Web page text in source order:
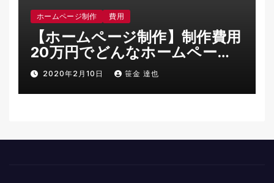
ホームページ制作 費用
【ホームページ制作】制作費用
20万円でどんなホームページ
を作ることができますか？
2020年2月10日 笹金 達也